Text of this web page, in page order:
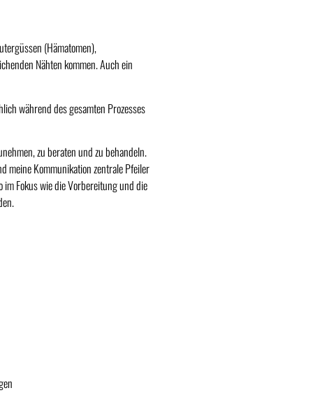
(Hämatomen),
Nähten kommen. Auch ein
während des gesamten Prozesses
zu beraten und zu behandeln.
meine Kommunikation zentrale Pfeiler
Fokus wie die Vorbereitung und die